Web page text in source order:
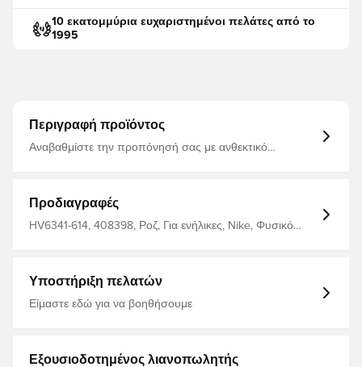
10 εκατομμύρια ευχαριστημένοι πελάτες από το
1995
Περιγραφή προϊόντος
Αναβαθμίστε την προπόνησή σας με ανθεκτικό
πολυεστέρας 12% ΈΒΑ
Προδιαγραφές
HV6341-614, 408398, Ροζ, Για ενήλικες, Nike, Φυσικό
Υποστήριξη πελατών
Είμαστε εδώ για να βοηθήσουμε
Εξουσιοδοτημένος λιανοπωλητής